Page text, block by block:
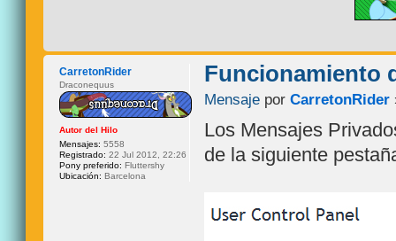
Funcionamiento
Mensaje porCarretonRider
Los Mensajes
de la siguiente
CarretonRider
Draconequus
Autor del Hilo
Mensajes: 5558
Registrado: 22 Jul 2012, 22:26
Pony preferido: Fluttershy
Ubicación: Barcelona